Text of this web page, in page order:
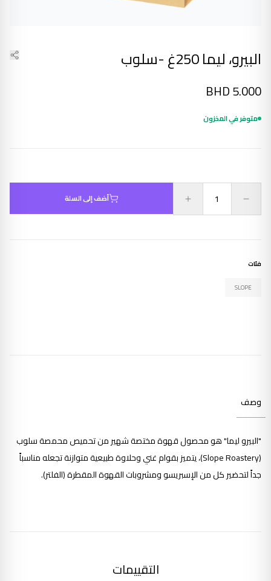
البيرو، ليما 250غ -سلوب
BHD5.000
متوفر في المخزون
أضف إلى السلة
فئات
SLOPE
وصف
"البيرو ليما" هومحصول قهوة مختصة شهير من تحميصمحمصة سلوب
(Slope Roastery)
، يتميز بقوام غني وحلاوة طبيعية متوازنة تجعله مناسباً
جداً لتحضير كل من الإسبريسو ومشروبات القهوة المقطرة (الفلتر).
التقييمات